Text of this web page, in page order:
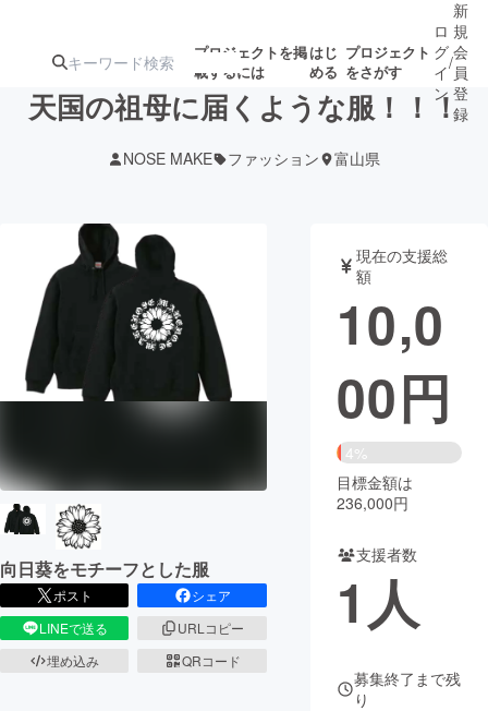
プロジェクトを掲
載するには
はじ
める
プロジェクト
をさがす
アート・写真
テクノロジー・ガジェット ゲーム・サ
映像・映画
チャレンジ
CAMPFIRE for Social Good
CAMPFIRE Creation
CAMPFIREふるさと納税
コミュニティ
ロ
グ
イ
ン
/
新
規
会
員
登
録
天国の祖母に届くような服！！！
NOSE MAKE ファッション 富山県
向日葵をモチーフとした服
ポスト
シェア
LINEで送る
URLコピー
埋め込み
QRコード
現在の支援総
額
10,0
00円
4%
目標金額は
236,000円
支援者数
1人
募集終了まで残
り